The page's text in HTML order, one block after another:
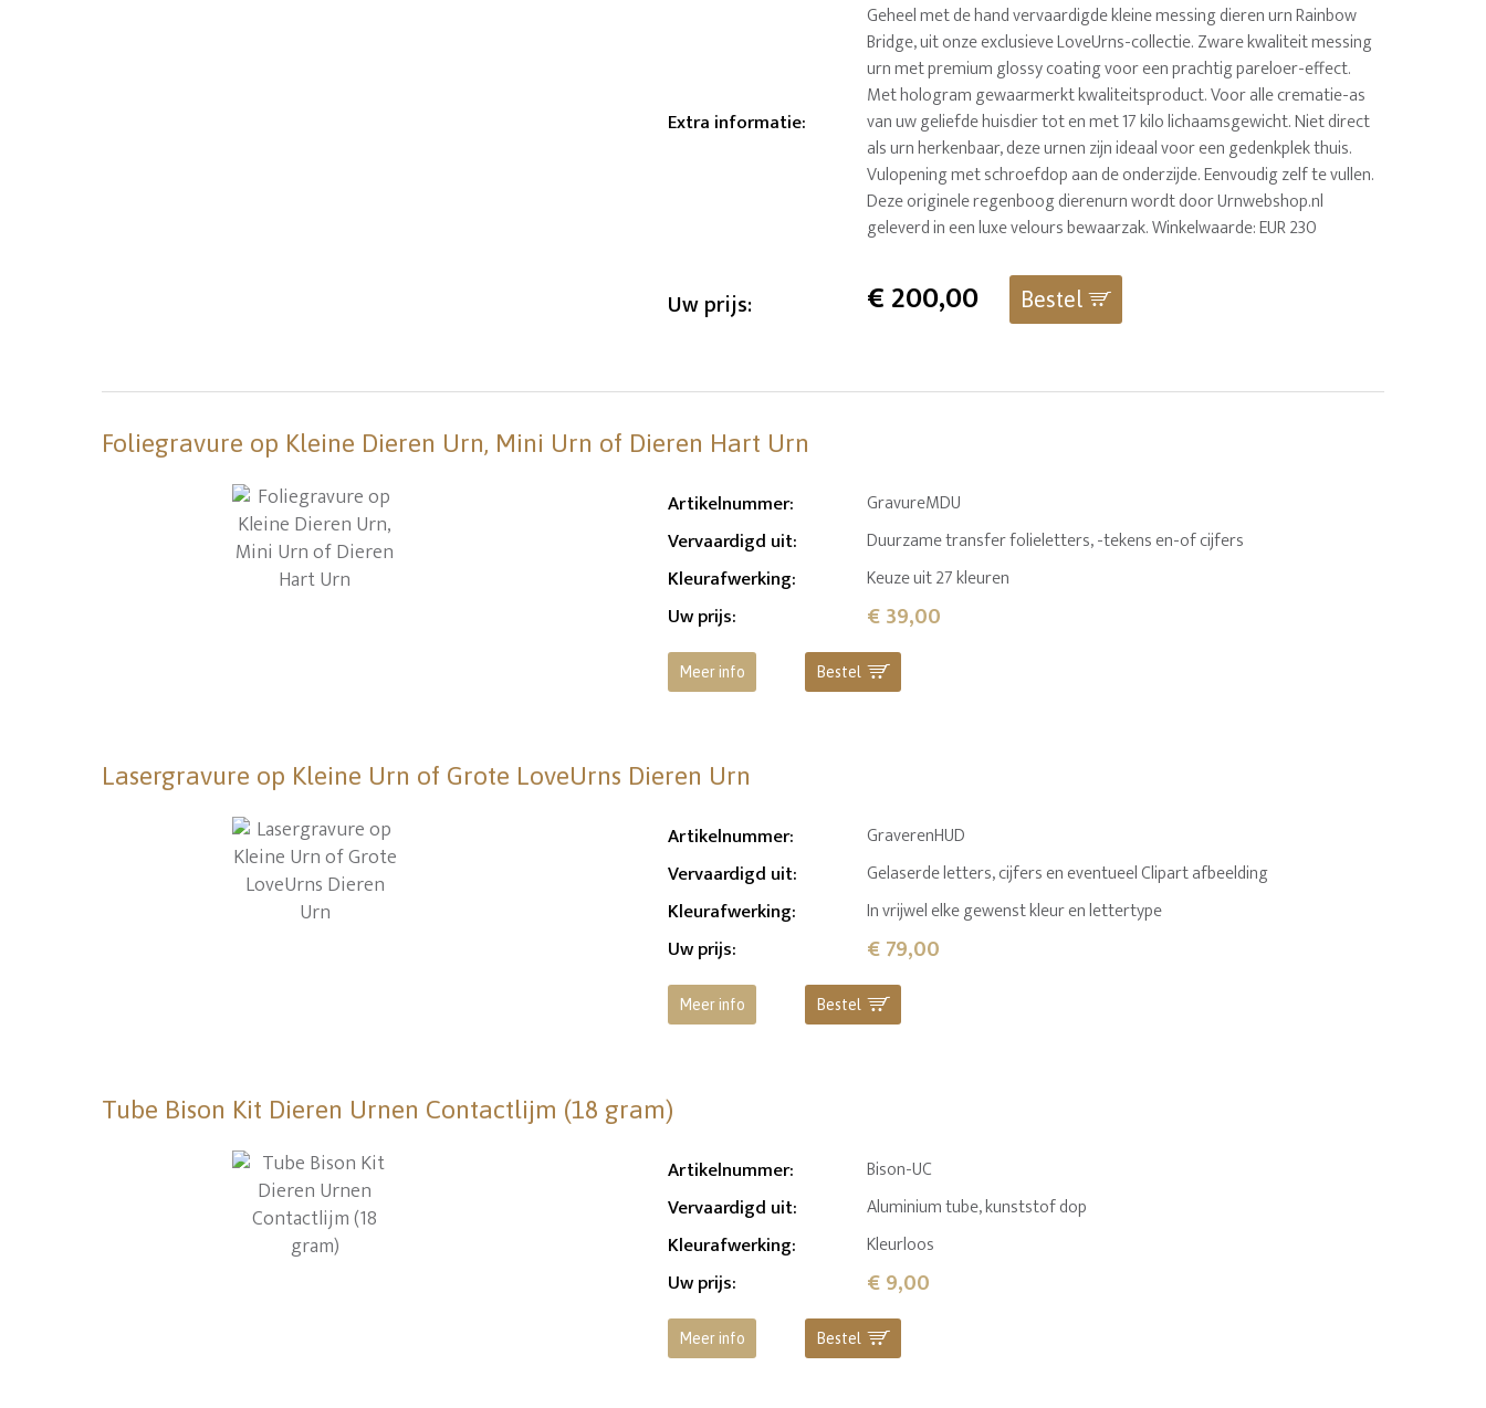
Extra informatie:
Geheel met de hand vervaardigde kleine messing dieren urn Rainbow
Bridge, uit onze exclusieve LoveUrns-collectie. Zware kwaliteit messing
urn met premium glossy coating voor een prachtig pareloer-effect.
Met hologram gewaarmerkt kwaliteitsproduct. Voor alle crematie-as
van uw geliefde huisdier tot en met 17 kilo lichaamsgewicht. Niet direct
als urn herkenbaar, deze urnen zijn ideaal voor een gedenkplek thuis.
Vulopening met schroefdop aan de onderzijde. Eenvoudig zelf te vullen.
Deze originele regenboog dierenurn wordt door Urnwebshop.nl
geleverd in een luxe velours bewaarzak. Winkelwaarde: EUR 230
Uw prijs: €200,00 Bestel
Foliegravure op Kleine Dieren Urn, Mini Urn of Dieren Hart Urn
Artikelnummer: GravureMDU
Vervaardigd uit: Duurzame transfer folieletters, -tekens en-of cijfers
Kleurafwerking: Keuze uit 27 kleuren
Uw prijs: € 39,00
Meer info Bestel
Lasergravure op Kleine Urn of Grote LoveUrns Dieren Urn
Artikelnummer: GraverenHUD
Vervaardigd uit: Gelaserde letters, cijfers en eventueel Clipart afbeelding
Kleurafwerking: In vrijwel elke gewenst kleur en lettertype
Uw prijs: € 79,00
Meer info Bestel
Tube Bison Kit Dieren Urnen Contactlijm (18 gram)
Artikelnummer: Bison-UC
Vervaardigd uit: Aluminium tube, kunststof dop
Kleurafwerking: Kleurloos
Uw prijs: € 9,00
Meer info Bestel